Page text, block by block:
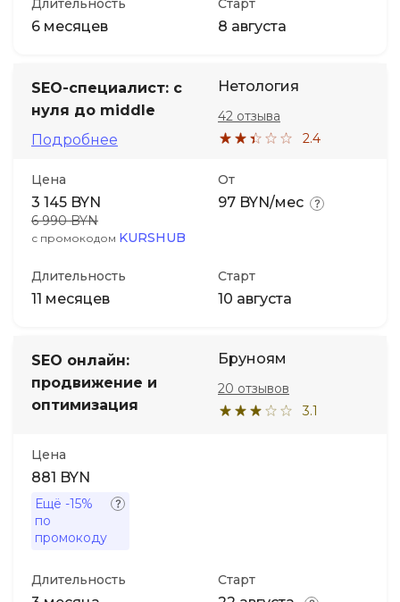
Длительность
6 месяцев
Старт
8 августа
SEO-специалист: с
нуля до middle
Подробнее
Нетология
2.4
42 отзыва
Цена
3 145 BYN
6 990 BYN
с промокодом KURSHUB
От
97 BYN/мес
Длительность
11 месяцев
Старт
10 августа
SEO онлайн:
продвижение и
оптимизация
Бруноям
3.1
20 отзывов
Цена
881 BYN
Ещё -15%
по
промокоду
Длительность Старт